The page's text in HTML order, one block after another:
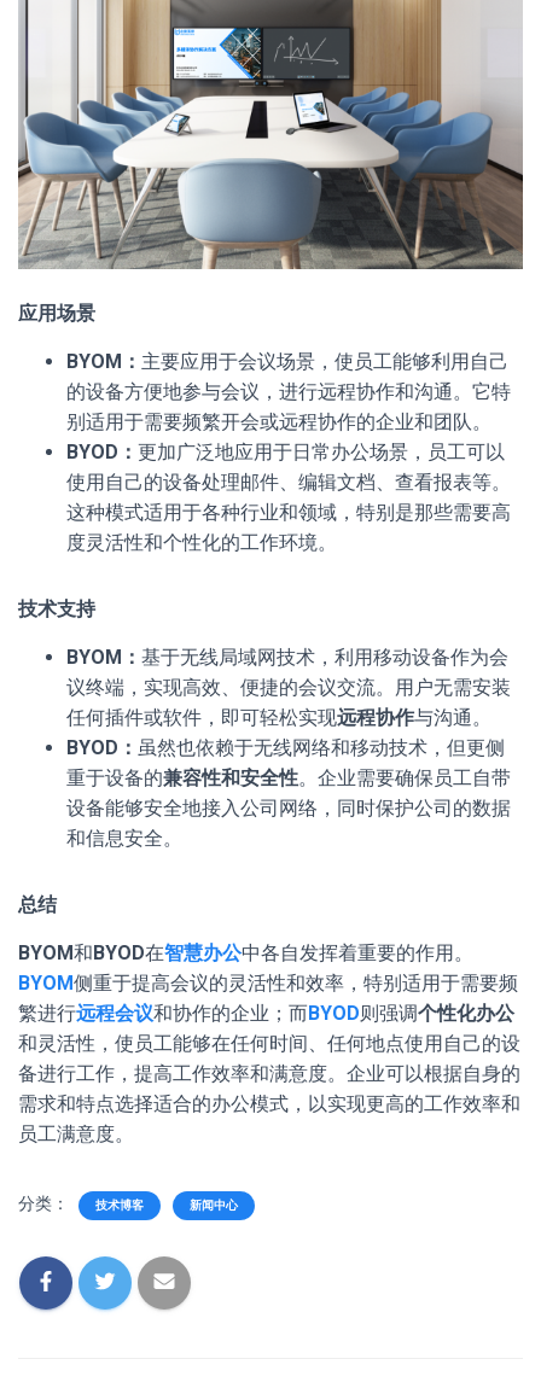
应用场景
BYOM： 主要应用于会议场景，使员工能够利用自己
的设备方便地参与会议，进行远程协作和沟通。它特
别适用于需要频繁开会或远程协作的企业和团队。
BYOD： 更加广泛地应用于日常办公场景，员工可以
使用自己的设备处理邮件、编辑文档、查看报表等。
这种模式适用于各种行业和领域，特别是那些需要高
度灵活性和个性化的工作环境。
技术支持
BYOM： 基于无线局域网技术，利用移动设备作为会
议终端，实现高效、便捷的会议交流。用户无需安装
任何插件或软件，即可轻松实现远程协作与沟通。
BYOD： 虽然也依赖于无线网络和移动技术，但更侧
重于设备的兼容性和安全性。企业需要确保员工自带
设备能够安全地接入公司网络，同时保护公司的数据
和信息安全。
总结
BYOM和BYOD在智慧办公中各自发挥着重要的作用。
BYOM侧重于提高会议的灵活性和效率，特别适用于需要频
繁进行远程会议和协作的企业；而BYOD则强调个性化办公
和灵活性，使员工能够在任何时间、任何地点使用自己的设
备进行工作，提高工作效率和满意度。企业可以根据自身的
需求和特点选择适合的办公模式，以实现更高的工作效率和
员工满意度。
分类： 技术博客 新闻中心